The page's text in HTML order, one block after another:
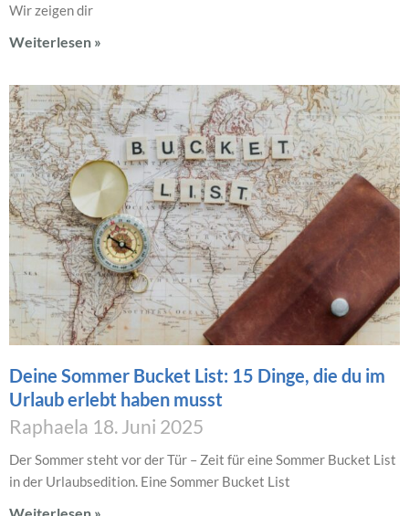
Wir zeigen dir
Weiterlesen »
Deine Sommer Bucket List: 15 Dinge, die du im
Urlaub erlebt haben musst
Raphaela 18. Juni 2025
Der Sommer steht vor der Tür – Zeit für eine Sommer Bucket List
in der Urlaubsedition. Eine Sommer Bucket List